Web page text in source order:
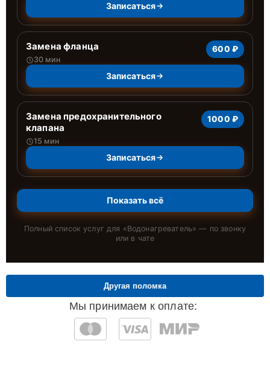
Записаться
Замена фланца
30 мин
600 ₽
Записаться
Замена предохранительного
клапана
15 мин
1000 ₽
Записаться
Показать всё
Полный список услуг для «Водонагреватель» — по звонку
или в чате
Мы принимаем к оплате:
Другая поломка